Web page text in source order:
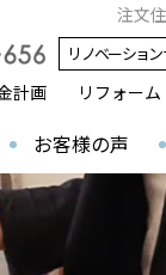
注文
リノベーショ
計画 リフォー
お客様の声